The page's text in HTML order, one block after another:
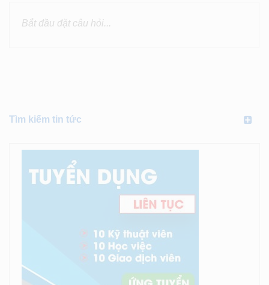
Tìm kiếm tin tức